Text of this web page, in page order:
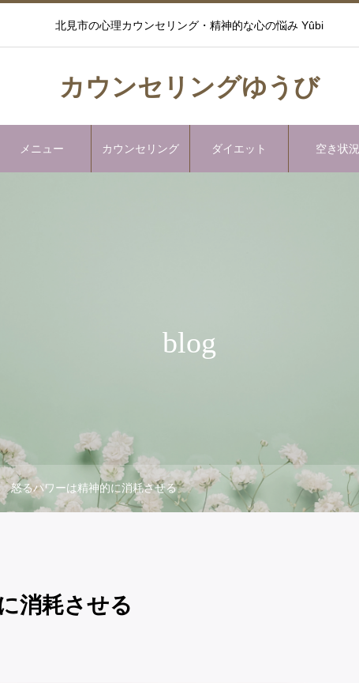
北見市の心理カウンセリング・精神的な心の悩み Yûbi
カウンセリングゆうび
メニュー カウンセリング ダイエット 空き状況
blog
怒るパワーは精神的に消耗させる
消耗させる